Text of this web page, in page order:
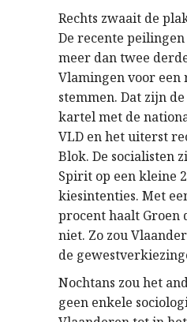
Rechts zwaait de
De recente
meer dan twee
Vlamingen voor een
stemmen. Dat zijn
kartel met de
VLD en het uiterst
Blok. De socialisten
Spirit op een kleine
kiesintenties. Met
procent haalt Groen
niet. Zo zou
de
Nochtans zou het
geen enkele